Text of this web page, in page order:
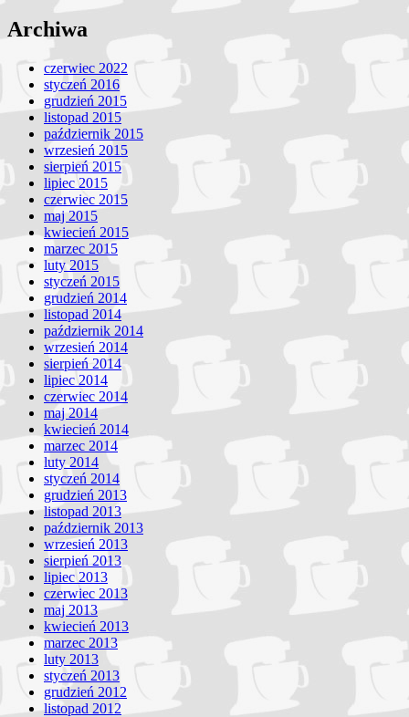
Archiwa
czerwiec 2022
styczeń 2016
grudzień 2015
listopad 2015
październik 2015
wrzesień 2015
sierpień 2015
lipiec 2015
czerwiec 2015
maj 2015
kwiecień 2015
marzec 2015
luty 2015
styczeń 2015
grudzień 2014
listopad 2014
październik 2014
wrzesień 2014
sierpień 2014
lipiec 2014
czerwiec 2014
maj 2014
kwiecień 2014
marzec 2014
luty 2014
styczeń 2014
grudzień 2013
listopad 2013
październik 2013
wrzesień 2013
sierpień 2013
lipiec 2013
czerwiec 2013
maj 2013
kwiecień 2013
marzec 2013
luty 2013
styczeń 2013
grudzień 2012
listopad 2012